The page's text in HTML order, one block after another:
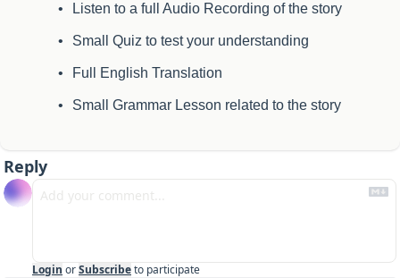
Listen to a full Audio Recording of the story
Small Quiz to test your understanding
Full English Translation
Small Grammar Lesson related to the story
Reply
Login orSubscribeto participate